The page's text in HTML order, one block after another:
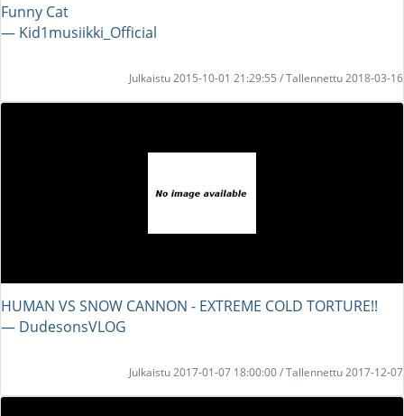
Funny Cat
― Kid1musiikki_Official
Julkaistu 2015-10-01 21:29:55 / Tallennettu 2018-03-16
HUMAN VS SNOW CANNON - EXTREME COLD TORTURE!!
― DudesonsVLOG
Julkaistu 2017-01-07 18:00:00 / Tallennettu 2017-12-07